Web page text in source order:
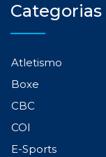
Categorias
Atletismo
Boxe
CBC
COI
E-Sports